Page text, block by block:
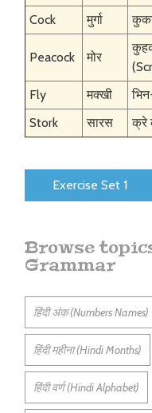
Cock
मुर्गा
Peacock मोर
Fly
मक्खी
Stork
सारस क्रे
Exercise Set 1
Browse
Grammar
हिंदी अंक (Numbers Names)
हिंदी महीना (Hindi Months)
हिंदी वर्ण (Hindi Alphabet)